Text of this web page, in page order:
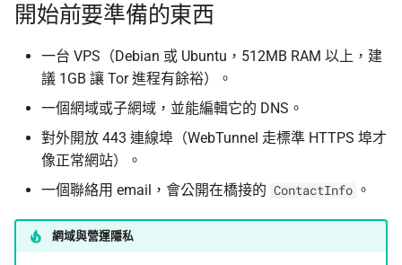
開始前要準備的東西
一台 VPS（Debian 或 Ubuntu，512MB RAM 以上，建
議 1GB 讓 Tor 進程有餘裕）。
一個網域或子網域，並能編輯它的 DNS。
對外開放 443 連線埠（WebTunnel 走標準 HTTPS 埠才
像正常網站）。
一個聯絡用 email，會公開在橋接的 ContactInfo 。
網域與營運隱私